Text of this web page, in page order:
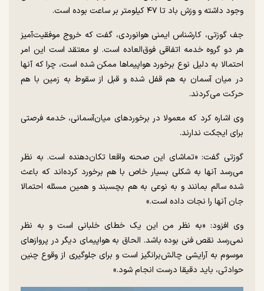
وجود داشته و وزش باد تا ۴۷ کیلومتر بر ساعت بوده است.
جف گوزتی، کارشناس ایمنی هوانوردی، گفت که خروج موفقیت‌آمیز
هر دو گروه خدمه اتفاقی فوق‌العاده است. او معتقد است این امر
احتمالا به دلیل نوع برخورد هواپیما‌ها ممکن شده است، چرا که آنها
در میان آسمان به هم قفل شده و قبل از سقوط به زمین با هم
حرکت می‌کردند.
وی اشاره کرد که معمولا در برخورد‌های میان‌آسمانی، خدمه فرصتی
برای ایجکت ندارند.
گوزتی گفت: «تماشای این صحنه واقعا تکان‌دهنده است. به نظر
می‌رسد آنها به شکلی بسیار خاص با هم برخورد کرده‌اند که باعث
شده سالم بمانند و به نوعی به هم بچسبند و همین مسئله احتمالا
جان آنها را نجات داده است.»
وی افزود: «به نظر من این یک خطای خلبانی است و به نظر
نمی‌رسد نقص فنی بوده باشد. الحاق به هواپیمای دیگر در پرواز‌های
موسوم به آرایشی چالش‌برانگیز است و برای جلوگیری از وقوع چنین
حوادثی، باید دقیقا درست انجام شود.»